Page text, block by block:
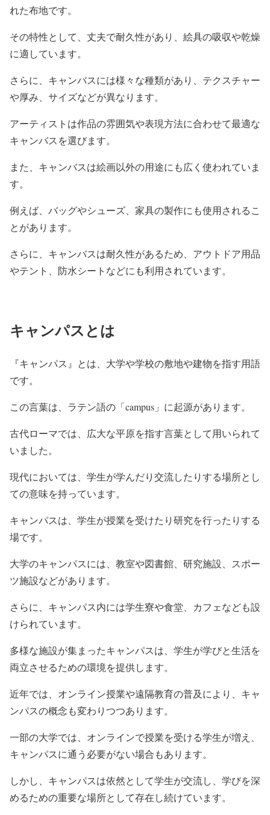
れた布地です。
その特性として、丈夫で耐久性があり、絵具の吸収や乾燥
に適しています。
さらに、キャンバスには様々な種類があり、テクスチャー
や厚み、サイズなどが異なります。
アーティストは作品の雰囲気や表現方法に合わせて最適な
キャンバスを選びます。
また、キャンバスは絵画以外の用途にも広く使われていま
す。
例えば、バッグやシューズ、家具の製作にも使用されるこ
とがあります。
さらに、キャンバスは耐久性があるため、アウトドア用品
やテント、防水シートなどにも利用されています。
キャンパスとは
『キャンパス』とは、大学や学校の敷地や建物を指す用語
です。
この言葉は、ラテン語の「campus」に起源があります。
古代ローマでは、広大な平原を指す言葉として用いられて
いました。
現代においては、学生が学んだり交流したりする場所とし
ての意味を持っています。
キャンパスは、学生が授業を受けたり研究を行ったりする
場です。
大学のキャンパスには、教室や図書館、研究施設、スポー
ツ施設などがあります。
さらに、キャンパス内には学生寮や食堂、カフェなども設
けられています。
多様な施設が集まったキャンパスは、学生が学びと生活を
両立させるための環境を提供します。
近年では、オンライン授業や遠隔教育の普及により、キャ
ンパスの概念も変わりつつあります。
一部の大学では、オンラインで授業を受ける学生が増え、
キャンパスに通う必要がない場合もあります。
しかし、キャンパスは依然として学生が交流し、学びを深
めるための重要な場所として存在し続けています。